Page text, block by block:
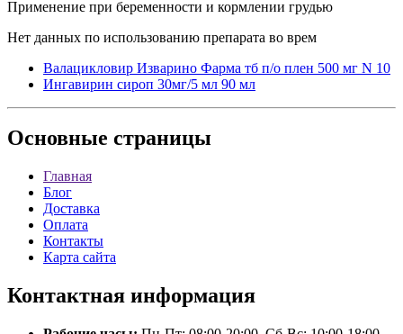
Применение при беременности и кормлении грудью
Нет данных по использованию препарата во врем
Валацикловир Изварино Фарма тб п/о плен 500 мг N 10
Ингавирин сироп 30мг/5 мл 90 мл
Основные страницы
Главная
Блог
Доставка
Оплата
Контакты
Карта сайта
Контактная информация